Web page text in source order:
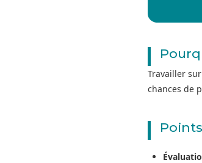
Travailler
chances de